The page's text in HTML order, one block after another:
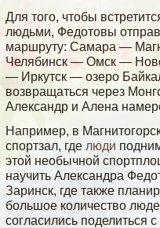
Для того, чтобы
людьми, Федотовы
маршруту: Самара —
Челябинск — Омск —
— Иркутск — озеро
возвращаться через
Александр и Алена
Например, в
спортзал, где люди
этой необычной
научить Александра
Заринск, где также
большое количество
согласились поделиться